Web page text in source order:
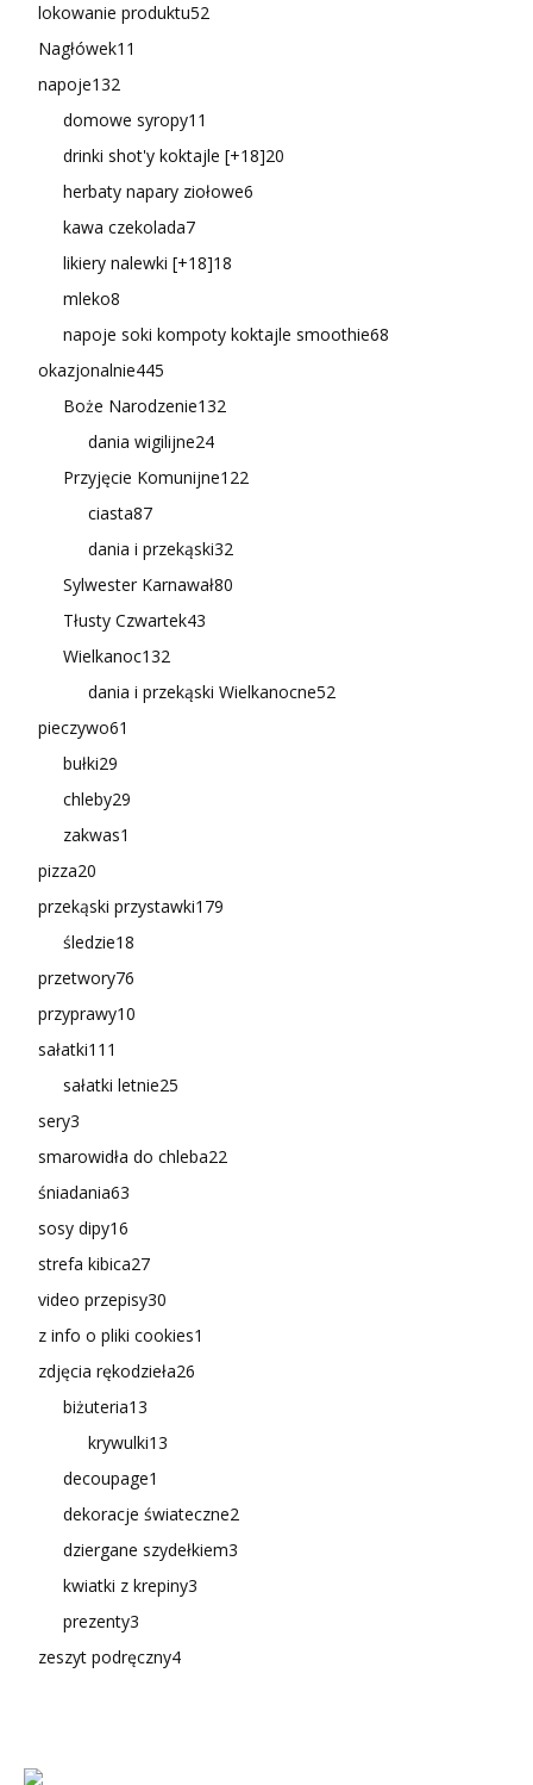
lokowanie produktu52
Nagłówek11
napoje132
domowe syropy11
drinki shot'y koktajle [+18]20
herbaty napary ziołowe6
kawa czekolada7
likiery nalewki [+18]18
mleko8
napoje soki kompoty koktajle smoothie68
okazjonalnie445
Boże Narodzenie132
dania wigilijne24
Przyjęcie Komunijne122
ciasta87
dania i przekąski32
Sylwester Karnawał80
Tłusty Czwartek43
Wielkanoc132
dania i przekąski Wielkanocne52
pieczywo61
bułki29
chleby29
zakwas1
pizza20
przekąski przystawki179
śledzie18
przetwory76
przyprawy10
sałatki111
sałatki letnie25
sery3
smarowidła do chleba22
śniadania63
sosy dipy16
strefa kibica27
video przepisy30
z info o pliki cookies1
zdjęcia rękodzieła26
biżuteria13
krywulki13
decoupage1
dekoracje świateczne2
dziergane szydełkiem3
kwiatki z krepiny3
prezenty3
zeszyt podręczny4